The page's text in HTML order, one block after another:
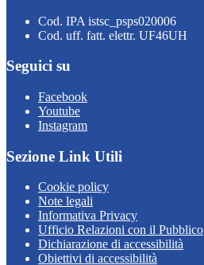
Cod. IPA istsc_psps020006
Cod. uff. fatt. elettr. UF46UH
Seguici su
Facebook
Youtube
Instagram
Sezione Link Utili
Cookie policy
Note legali
Informativa Privacy
Ufficio Relazioni con il Pubblico
Dichiarazione di accessibilità
Obiettivi di accessibilità